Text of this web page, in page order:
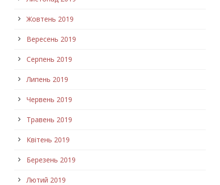
Жовтень 2019
Вересень 2019
Серпень 2019
Липень 2019
Червень 2019
Травень 2019
Квітень 2019
Березень 2019
Лютий 2019